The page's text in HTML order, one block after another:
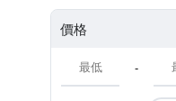
價格
-